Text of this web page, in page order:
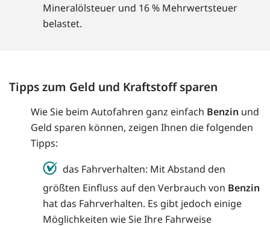
Mineralölsteuer und 16 % Mehrwertsteuer
belastet.
Tipps zum Geld und Kraftstoff sparen
Wie Sie beim Autofahren ganz einfach Benzin und
Geld sparen können, zeigen Ihnen die folgenden
Tipps:
das Fahrverhalten: Mit Abstand den
größten Einfluss auf den Verbrauch von Benzin
hat das Fahrverhalten. Es gibt jedoch einige
Möglichkeiten wie Sie Ihre Fahrweise